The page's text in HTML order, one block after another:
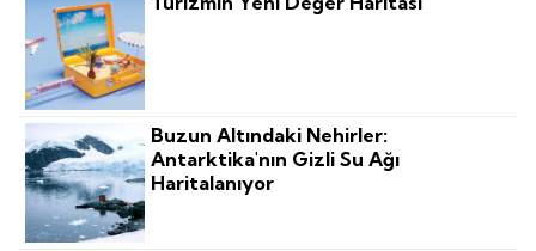
Buzun Altındaki Nehirler:
Antarktika'nın Gizli Su Ağı
Haritalanıyor